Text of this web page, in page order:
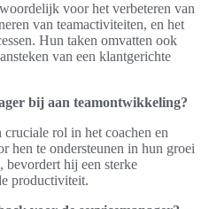
voor het verbeteren van
van teamactiviteiten, en het
Hun taken omvatten ook
van een klantgerichte
bij aan teamontwikkeling?
cruciale rol in het coachen en
hen te ondersteunen in hun groei
bevordert hij een sterke
productiviteit.